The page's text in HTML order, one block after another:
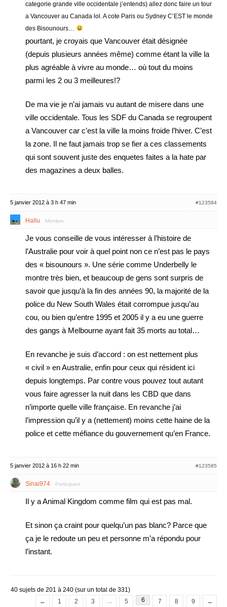
categorie grande ville occidentale j’entends) allez donc faire un tour
a Vancouver au Canada lol. A cote Paris ou Sydney C’EST le monde
des Bisounours…
pourtant, je croyais que Vancouver était désignée
(depuis plusieurs années même) comme étant la ville la
plus agréable à vivre au monde… où tout du moins
parmi les 2 ou 3 meilleures!?
De ma vie je n’ai jamais vu autant de misere dans une
ville occidentale. Tous les SDF du Canada se regroupent
a Vancouver car c’est la ville la moins froide l’hiver. C’est
la zone. Il ne faut jamais trop se fier a ces classements
qui sont souvent juste des enquetes faites a la hate par
des magazines a deux balles.
5 janvier 2012 à 3 h 47 min #123584
Hallu Membre
Je vous conseille de vous intéresser à l’histoire de
l’Australie pour voir à quel point non ce n’est pas le pays
des « bisounours ». Une série comme Underbelly le
montre très bien, et beaucoup de gens sont surpris de
savoir que jusqu’à la fin des années 90, la majorité de la
police du New South Wales était corrompue jusqu’au
cou, ou bien qu’entre 1995 et 2005 il y a eu une guerre
des gangs à Melbourne ayant fait 35 morts au total…
En revanche je suis d’accord : on est nettement plus
« civil » en Australie, enfin pour ceux qui résident ici
depuis longtemps. Par contre vous pouvez tout autant
vous faire agresser la nuit dans les CBD que dans
n’importe quelle ville française. En revanche j’ai
l’impression qu’il y a (nettement) moins cette haine de la
police et cette méfiance du gouvernement qu’en France.
5 janvier 2012 à 16 h 22 min #123585
Sinai974 Participant
Il y a Animal Kingdom comme film qui est pas mal.
Et sinon ça craint pour quelqu’un pas blanc? Parce que
ça je le redoute un peu et personne m’a répondu pour
l’instant.
40 sujets de 201 à 240 (sur un total de 331)
←
1 2 3 … 5 6 7 8 9 →